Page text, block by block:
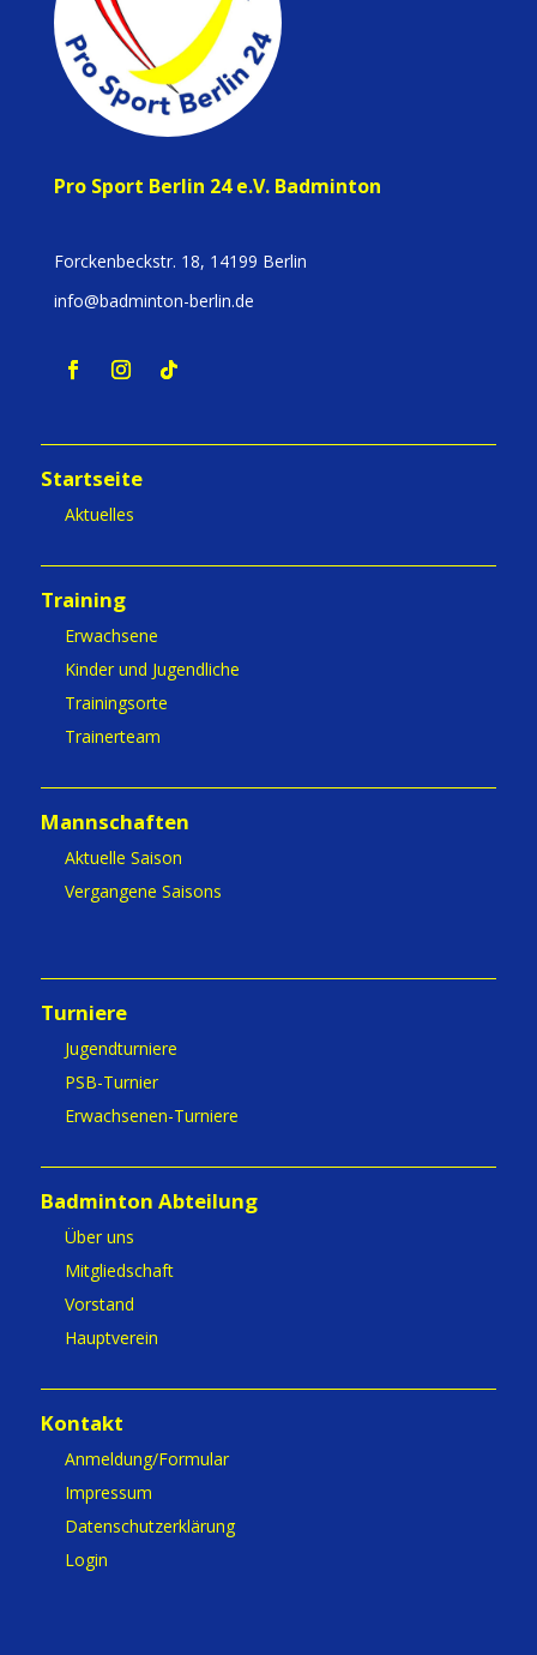
Pro Sport Berlin 24 e.V. Badminton
Forckenbeckstr. 18, 14199 Berlin
info@badminton-berlin.de
Startseite
Aktuelles
Training
Erwachsene
Kinder und Jugendliche
Trainingsorte
Trainerteam
Mannschaften
Aktuelle Saison
Vergangene Saisons
Turniere
Jugendturniere
PSB-Turnier
Erwachsenen-Turniere
Badminton Abteilung
Über uns
Mitgliedschaft
Vorstand
Hauptverein
Kontakt
Anmeldung/Formular
Impressum
Datenschutzerklärung
Login